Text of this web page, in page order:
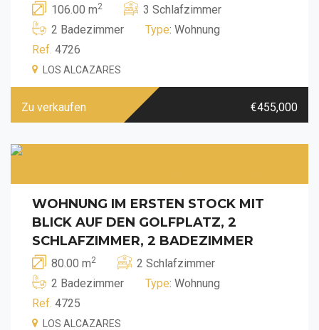
106.00 m2
3 Schlafzimmer
2 Badezimmer
Type: Wohnung
Ref. 4726
LOS ALCAZARES
Zu verkaufen €455,000
WOHNUNG IM ERSTEN STOCK MIT
BLICK AUF DEN GOLFPLATZ, 2
SCHLAFZIMMER, 2 BADEZIMMER
80.00 m2
2 Schlafzimmer
2 Badezimmer
Type: Wohnung
Ref. 4725
LOS ALCAZARES